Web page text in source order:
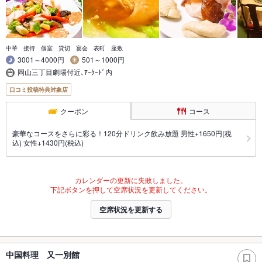
中華 接待 個室 貸切 宴会 表町 座敷
3001～4000円
501～1000円
岡山三丁目劇場付近､ｱｰｹｰﾄﾞ内
口コミ投稿特典対象店
クーポン コース
豪華なコースをさらに彩る！120分ドリンク飲み放題 男性+1650円(税
込) 女性+1430円(税込)
カレンダーの更新に失敗しました。
下記ボタンを押して空席状況を更新してください。
空席状況を更新する
中国料理 又一別館